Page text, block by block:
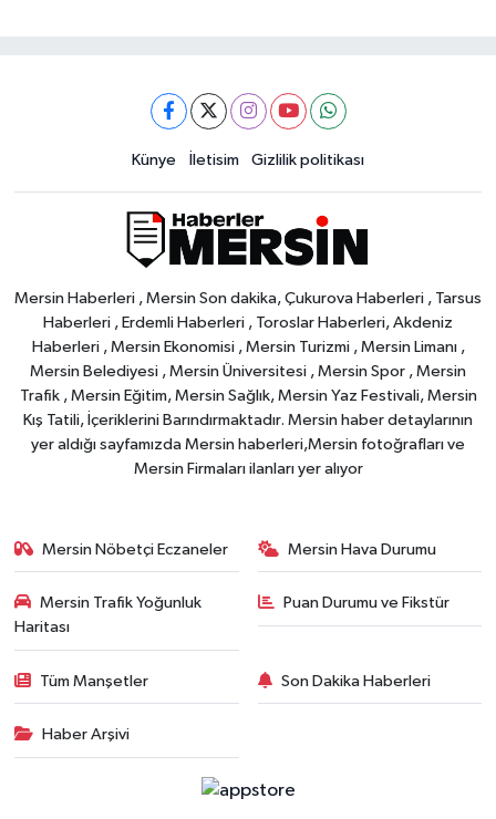
Künye İletisim Gizlilik politikası
Mersin Haberleri , Mersin Son dakika, Çukurova Haberleri , Tarsus
Haberleri , Erdemli Haberleri , Toroslar Haberleri, Akdeniz
Haberleri , Mersin Ekonomisi , Mersin Turizmi , Mersin Limanı ,
Mersin Belediyesi , Mersin Üniversitesi , Mersin Spor , Mersin
Trafik , Mersin Eğitim, Mersin Sağlık, Mersin Yaz Festivali, Mersin
Kış Tatili, İçeriklerini Barındırmaktadır. Mersin haber detaylarının
yer aldığı sayfamızda Mersin haberleri,Mersin fotoğrafları ve
Mersin Firmaları ilanları yer alıyor
Mersin Nöbetçi Eczaneler Mersin Hava Durumu
Mersin Trafik Yoğunluk
Haritası
Puan Durumu ve Fikstür
Tüm Manşetler Son Dakika Haberleri
Haber Arşivi